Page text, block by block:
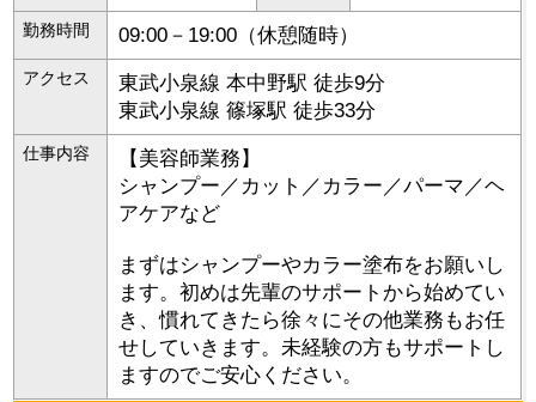
勤務時間 09:00－19:00（休憩随時）
アクセス
東武小泉線 本中野駅 徒歩9分
東武小泉線 篠塚駅 徒歩33分
仕事内容
【美容師業務】
シャンプー／カット／カラー／パーマ／ヘ
アケアなど
まずはシャンプーやカラー塗布をお願いし
ます。初めは先輩のサポートから始めてい
き、慣れてきたら徐々にその他業務もお任
せしていきます。未経験の方もサポートし
ますのでご安心ください。